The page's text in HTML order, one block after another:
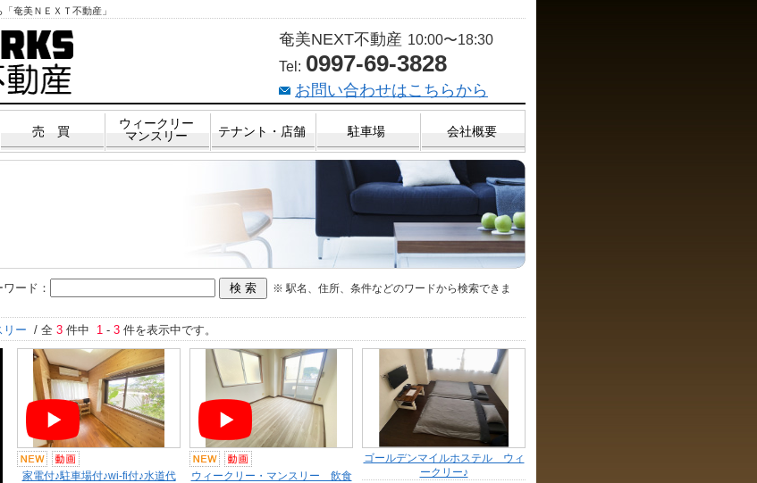
奄美ＮＥＸＴ不動産」
奄美NEXT不動産 10:00〜18:30
Tel: 0997-69-3828
お問い合わせはこちらから
売 買
ウィークリー
マンスリー
テナント・店舗 駐車場 会社概要
ード：
※ 駅名、住所、条件などのワードから検索できま
リー / 全 3 件中 1 - 3 件を表示中です。
家電付♪駐車場付♪wi-fi付♪水道代
ウィークリー・マンスリー 飲食
ゴールデンマイルホステル ウィ
ークリー♪